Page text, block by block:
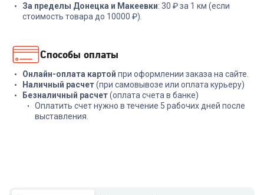
За пределы Донецка и Макеевки: 30 ₽ за 1 км (если
стоимость товара до 10000 ₽).
Способы оплаты
Онлайн-оплата картой при оформлении заказа на сайте.
Наличный расчет(при самовывозе или оплата курьеру)
Безналичный расчет(оплата счета в банке)
Оплатить счет нужно в течение 5 рабочих дней после
выставления.